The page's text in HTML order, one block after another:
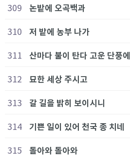
309 논밭에 오곡백과
310 저 밭에 농부 나가
311 산마다 불이 탄다 고운 단풍에
312 묘한 세상 주시고
313 갈 길을 밝히 보이시니
314 기쁜 일이 있어 천국 종 치네
315 돌아와 돌아와